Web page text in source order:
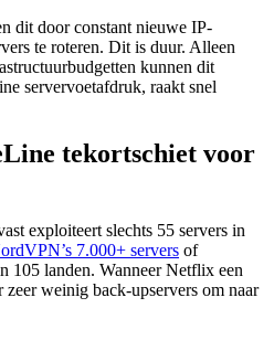
dit door constant nieuwe IP-
te roteren. Dit is duur. Alleen
kunnen dit
servervoetafdruk, raakt snel
tekortschiet voor
exploiteert slechts 55 servers in
7.000+ servers of
105 landen. Wanneer Netflix een
weinig back-upservers om naar